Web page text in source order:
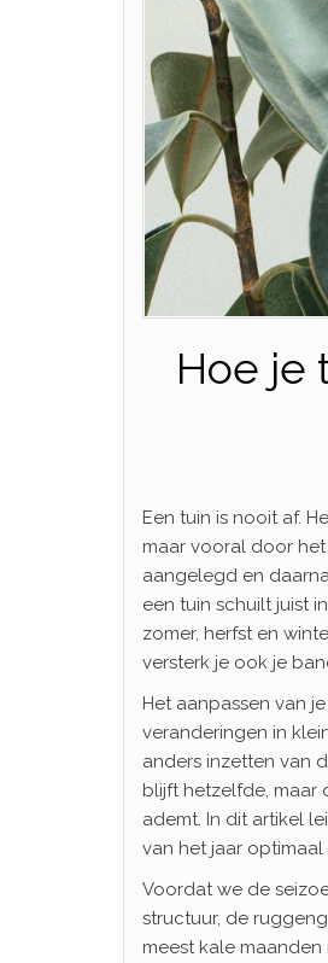
Hoe je
Een tuin is nooit af.
maar vooral door
aangelegd en
een tuin schuilt juist
zomer, herfst en
versterk je ook je
Het aanpassen van
veranderingen in
anders inzetten van
blijft hetzelfde, maar
ademt. In dit artikel
van het jaar
Voordat we de
structuur, de
meest kale